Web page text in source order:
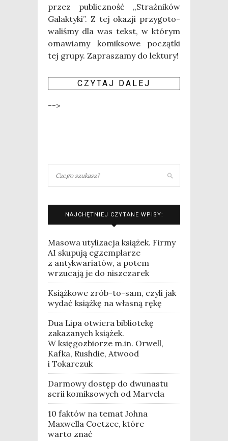
przez publicz­ność „Straż­ni­ków
Galak­ty­ki”. Z tej oka­zji przy­go­to­
wa­li­śmy dla was tekst, w któ­rym
oma­wia­my komik­so­we począt­ki
tej gru­py. Zapra­sza­my do lek­tu­ry!
CZY­TAJ DALEJ
-->
NAJCHĘTNIEJ CZYTANE WPISY:
Masowa utylizacja książek. Firmy
AI skupują egzemplarze
z antykwariatów, a potem
wrzucają je do niszczarek
Książkowe zrób-to-sam, czyli jak
wydać książkę na własną rękę
Dua Lipa otwiera bibliotekę
zakazanych książek.
W księgozbiorze m.in. Orwell,
Kafka, Rushdie, Atwood
i Tokarczuk
Darmowy dostęp do dwunastu
serii komiksowych od Marvela
10 faktów na temat Johna
Maxwella Coetzee, które
warto znać